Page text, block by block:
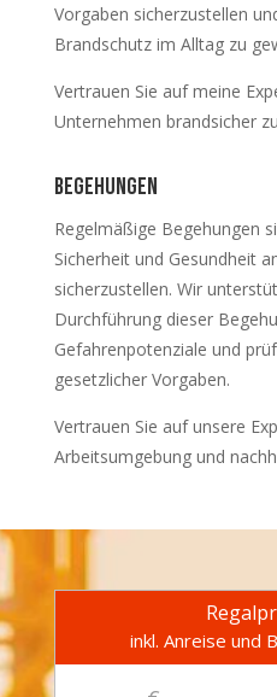
Vorgaben sicherzustellen
Brandschutz im Alltag zu
Vertrauen Sie auf meine
Unternehmen brandsicher
begehungen
Regelmäßige Begehungen
Sicherheit und Gesundheit
sicherzustellen. Wir
Durchführung dieser
Gefahrenpotenziale und
gesetzlicher Vorgaben.
Vertrauen Sie auf unsere
Arbeitsumgebung und
inkl. Anreise und